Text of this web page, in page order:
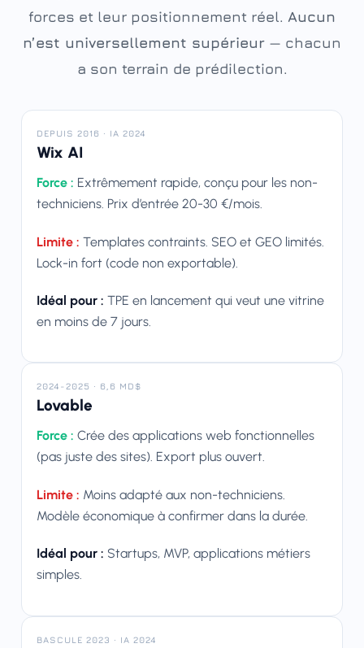
forces et leur positionnement réel. Aucun
n’est universellement supérieur — chacun
a son terrain de prédilection.
DEPUIS 2016 · IA 2024
Wix AI
Force : Extrêmement rapide, conçu pour les non-
techniciens. Prix d’entrée 20-30 €/mois.
Limite : Templates contraints. SEO et GEO limités.
Lock-in fort (code non exportable).
Idéal pour : TPE en lancement qui veut une vitrine
en moins de 7 jours.
2024-2025 · 6,6 MD$
Lovable
Force : Crée des applications web fonctionnelles
(pas juste des sites). Export plus ouvert.
Limite : Moins adapté aux non-techniciens.
Modèle économique à confirmer dans la durée.
Idéal pour : Startups, MVP, applications métiers
simples.
BASCULE 2023 · IA 2024